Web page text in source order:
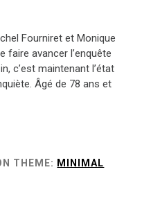
Fourniret et Monique
faire avancer l’enquête
c’est maintenant l’état
Âgé de 78 ans et
THEME: MINIMAL